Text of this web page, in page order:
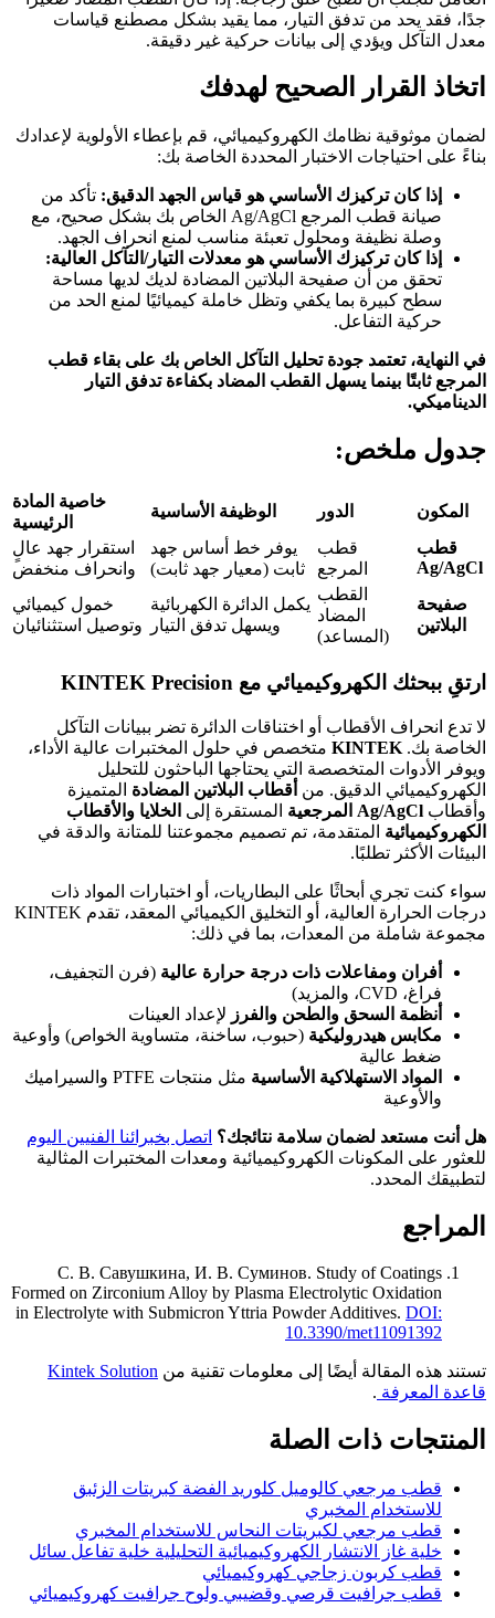
جدًا، فقد يحد من تدفق التيار، مما يقيد بشكل مصطنع قياسات
معدل التآكل ويؤدي إلى بيانات حركية غير دقيقة.
اتخاذ القرار الصحيح لهدفك
لضمان موثوقية نظامك الكهروكيميائي، قم بإعطاء الأولوية لإعدادك
بناءً على احتياجات الاختبار المحددة الخاصة بك:
إذا كان تركيزك الأساسي هو قياس الجهد الدقيق: تأكد من
صيانة قطب المرجع Ag/AgCl الخاص بك بشكل صحيح، مع
وصلة نظيفة ومحلول تعبئة مناسب لمنع انحراف الجهد.
إذا كان تركيزك الأساسي هو معدلات التيار/التآكل العالية:
تحقق من أن صفيحة البلاتين المضادة لديك لديها مساحة
سطح كبيرة بما يكفي وتظل خاملة كيميائيًا لمنع الحد من
حركية التفاعل.
في النهاية، تعتمد جودة تحليل التآكل الخاص بك على بقاء قطب
المرجع ثابتًا بينما يسهل القطب المضاد بكفاءة تدفق التيار
الديناميكي.
جدول ملخص:
المكون الدور الوظيفة الأساسية
خاصية المادة
الرئيسية
قطب
Ag/AgCl
قطب
المرجع
يوفر خط أساس جهد
ثابت (معيار جهد ثابت)
استقرار جهد عالٍ
وانحراف منخفض
صفيحة
البلاتين
القطب
المضاد
(المساعد)
يكمل الدائرة الكهربائية
ويسهل تدفق التيار
خمول كيميائي
وتوصيل استثنائيان
ارتقِ ببحثك الكهروكيميائي مع KINTEK Precision
لا تدع انحراف الأقطاب أو اختناقات الدائرة تضر ببيانات التآكل
الخاصة بك. KINTEK متخصص في حلول المختبرات عالية الأداء،
ويوفر الأدوات المتخصصة التي يحتاجها الباحثون للتحليل
الكهروكيميائي الدقيق. من أقطاب البلاتين المضادة المتميزة
وأقطاب Ag/AgCl المرجعية المستقرة إلى الخلايا والأقطاب
الكهروكيميائية المتقدمة، تم تصميم مجموعتنا للمتانة والدقة في
البيئات الأكثر تطلبًا.
سواء كنت تجري أبحاثًا على البطاريات، أو اختبارات المواد ذات
درجات الحرارة العالية، أو التخليق الكيميائي المعقد، تقدم KINTEK
مجموعة شاملة من المعدات، بما في ذلك:
أفران ومفاعلات ذات درجة حرارة عالية (فرن التجفيف،
فراغ، CVD، والمزيد)
أنظمة السحق والطحن والفرز لإعداد العينات
مكابس هيدروليكية (حبوب، ساخنة، متساوية الخواص) وأوعية
ضغط عالية
المواد الاستهلاكية الأساسية
مثل منتجات PTFE والسيراميك
والأوعية
هل أنت مستعد لضمان سلامة نتائجك؟ اتصل بخبرائنا الفنيين اليوم
للعثور على المكونات الكهروكيميائية ومعدات المختبرات المثالية
لتطبيقك المحدد.
المراجع
С. В. Савушкина, И. В. Суминов. Study of Coatings
Formed on Zirconium Alloy by Plasma Electrolytic Oxidation
in Electrolyte with Submicron Yttria Powder Additives. DOI:
10.3390/met11091392
تستند هذه المقالة أيضًا إلى معلومات تقنية من Kintek Solution
قاعدة المعرفة .
المنتجات ذات الصلة
قطب مرجعي كالوميل كلوريد الفضة كبريتات الزئبق
للاستخدام المخبري
قطب مرجعي لكبريتات النحاس للاستخدام المخبري
خلية غاز الانتشار الكهروكيميائية التحليلية خلية تفاعل سائل
قطب كربون زجاجي كهروكيميائي
قطب جرافيت قرصي وقضيبي ولوح جرافيت كهروكيميائي